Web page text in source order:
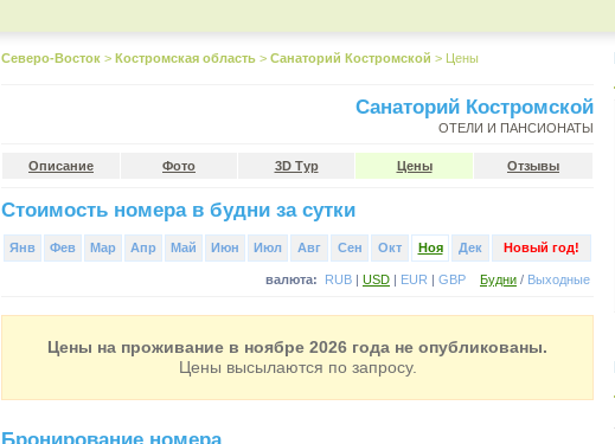
Северо-Восток > Костромская область > Санаторий Костромской > Цены
Санаторий Костромской
ОТЕЛИ И ПАНСИОНАТЫ
Описание Фото 3D Тур Цены Отзывы
Стоимость номера в будни за сутки
Янв Фев Мар Апр Май Июн Июл Авг Сен Окт Ноя Дек Новый год!
валюта: RUB | USD | EUR | GBP Будни / Выходные
Цены на проживание в ноябре 2026 года не опубликованы.
Цены высылаются по запросу.